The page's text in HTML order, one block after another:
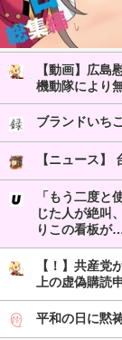
【動画】広島
機動隊により
ブランドいち
【ニュース】
「もう二度と
じた人が絶叫
りこの看板が
【！】共産
上の虚偽購
平和の日に黙